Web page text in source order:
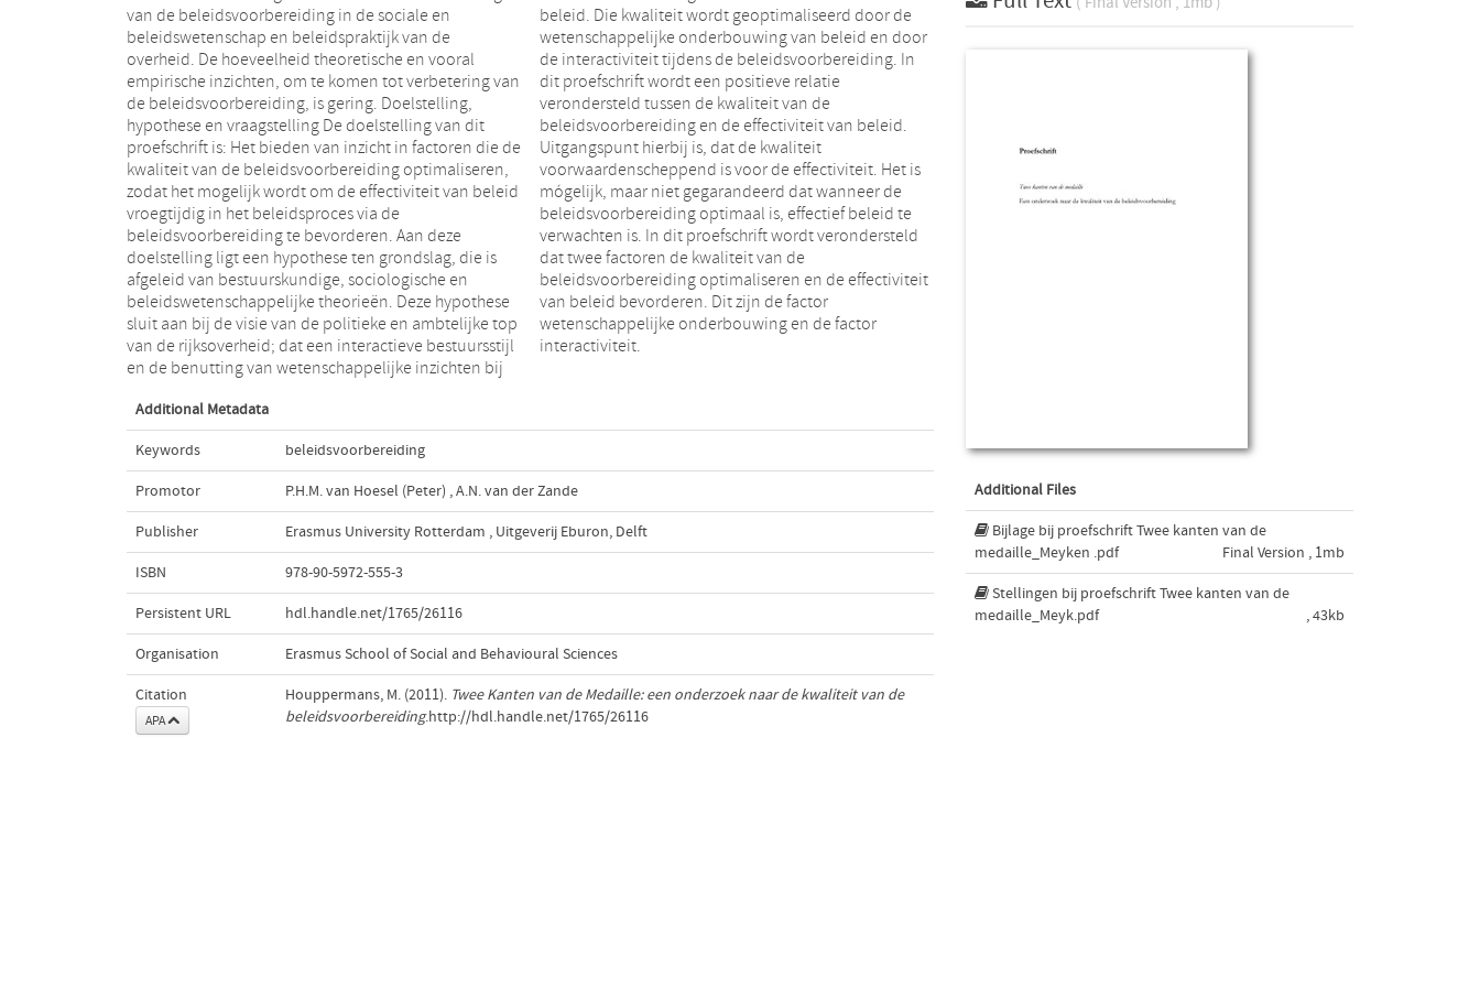
van de beleidsvoorbereiding in de sociale en
beleidswetenschap en beleidspraktijk van de
overheid. De hoeveelheid theoretische en vooral
empirische inzichten, om te komen tot verbetering van
de beleidsvoorbereiding, is gering. Doelstelling,
hypothese en vraagstelling De doelstelling van dit
proefschrift is: Het bieden van inzicht in factoren die de
kwaliteit van de beleidsvoorbereiding optimaliseren,
zodat het mogelijk wordt om de effectiviteit van beleid
vroegtijdig in het beleidsproces via de
beleidsvoorbereiding te bevorderen. Aan deze
doelstelling ligt een hypothese ten grondslag, die is
afgeleid van bestuurskundige, sociologische en
beleidswetenschappelijke theorieën. Deze hypothese
sluit aan bij de visie van de politieke en ambtelijke top
van de rijksoverheid; dat een interactieve bestuursstijl
en de benutting van wetenschappelijke inzichten bij
beleid. Die kwaliteit wordt geoptimaliseerd door de
wetenschappelijke onderbouwing van beleid en door
de interactiviteit tijdens de beleidsvoorbereiding. In
dit proefschrift wordt een positieve relatie
verondersteld tussen de kwaliteit van de
beleidsvoorbereiding en de effectiviteit van beleid.
Uitgangspunt hierbij is, dat de kwaliteit
voorwaardenscheppend is voor de effectiviteit. Het is
mógelijk, maar niet gegarandeerd dat wanneer de
beleidsvoorbereiding optimaal is, effectief beleid te
verwachten is. In dit proefschrift wordt verondersteld
dat twee factoren de kwaliteit van de
beleidsvoorbereiding optimaliseren en de effectiviteit
van beleid bevorderen. Dit zijn de factor
wetenschappelijke onderbouwing en de factor
interactiviteit.
Additional Metadata
Keywords beleidsvoorbereiding
Promotor P.H.M. van Hoesel (Peter) ,A.N. van der Zande
Publisher Erasmus University Rotterdam , Uitgeverij Eburon, Delft
ISBN 978-90-5972-555-3
Persistent URL hdl.handle.net/1765/26116
Organisation Erasmus School of Social and Behavioural Sciences
Citation
APA
Houppermans, M. (2011). Twee Kanten van de Medaille: een onderzoek naar de kwaliteit van de
beleidsvoorbereiding.http://hdl.handle.net/1765/26116
Additional Files
Bijlage bij proefschrift Twee kanten van de
medaille_Meyken .pdf
Final Version , 1mb
Stellingen bij proefschrift Twee kanten van de
medaille_Meyk.pdf
, 43kb